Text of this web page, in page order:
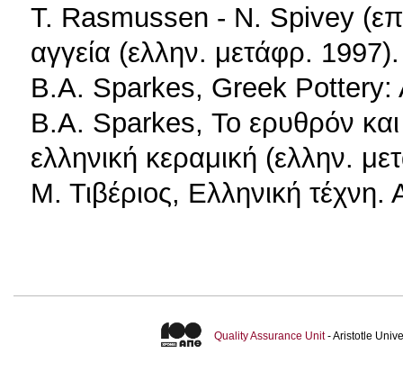
T. Rasmussen - N. Spivey
αγγεία (ελλην. μετάφρ. 1997).
B.A. Sparkes, Greek
B.A. Sparkes, Το ερυθρόν
ελληνική κεραμική (ελλην.
Μ. Τιβέριος, Eλληνική τέχνη.
Quality Assurance Unit- Aristotle